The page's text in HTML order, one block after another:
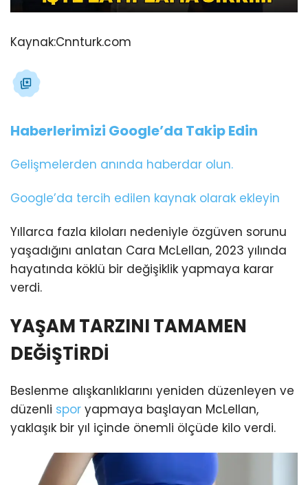
Kaynak:Cnnturk.com
Haberlerimizi Google’da Takip Edin
Gelişmelerden anında haberdar olun.
Google’da tercih edilen kaynak olarak ekleyin
Yıllarca fazla kiloları nedeniyle özgüven sorunu
yaşadığını anlatan Cara McLellan, 2023 yılında
hayatında köklü bir değişiklik yapmaya karar
verdi.
YAŞAM TARZINI TAMAMEN
DEĞİŞTİRDİ
Beslenme alışkanlıklarını yeniden düzenleyen ve
düzenli spor yapmaya başlayan McLellan,
yaklaşık bir yıl içinde önemli ölçüde kilo verdi.